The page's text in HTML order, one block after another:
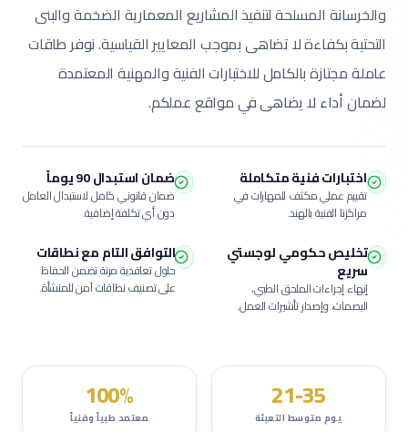
والخرسانة المسلحة لتنفيذ المشاريع المعمارية الضخمة والبنى
التحتية بكفاءة لا تضاهى بموجب المعايير القياسية.نوفر طاقات
عاملة مجتازة بالكامل للاختبارات الفنية والمهنية المعتمدة
لضمان أداء لا يضاهى في مواقع عملكم.
اختبارات فنية متكاملة
تقييم عملي مكثف للمهارات في
مراكزنا الفنية بالهند.
ضمان استبدال 90 يوماً
ضمان قانوني كامل لاستبدال العامل
دون أي تكلفة إضافية.
تخليص حكومي لوجستي
سريع
إنهاء إجراءات الملحق الطبي،
البصمات، وإصدار تأشيرات العمل.
التوافق التام مع نطاقات
حلول تعاقدية مرنة تضمن الحفاظ
على تصنيف نطاقات آمن للمنشأة.
21-35
يوم متوسط التعبئة
100%
معتمد طبياً وفنياً